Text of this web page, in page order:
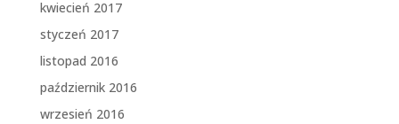
kwiecień 2017
styczeń 2017
listopad 2016
październik 2016
wrzesień 2016